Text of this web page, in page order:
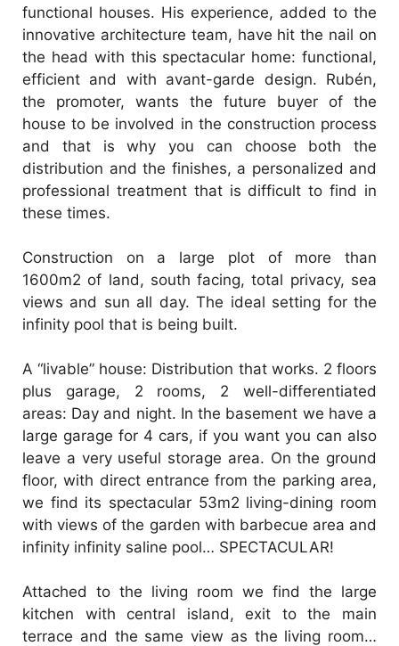
functional houses. His experience, added to the
innovative architecture team, have hit the nail on
the head with this spectacular home: functional,
efficient and with avant-garde design. Rubén,
the promoter, wants the future buyer of the
house to be involved in the construction process
and that is why you can choose both the
distribution and the finishes, a personalized and
professional treatment that is difficult to find in
these times.
Construction on a large plot of more than
1600m2 of land, south facing, total privacy, sea
views and sun all day. The ideal setting for the
infinity pool that is being built.
A “livable” house: Distribution that works. 2 floors
plus garage, 2 rooms, 2 well-differentiated
areas: Day and night. In the basement we have a
large garage for 4 cars, if you want you can also
leave a very useful storage area. On the ground
floor, with direct entrance from the parking area,
we find its spectacular 53m2 living-dining room
with views of the garden with barbecue area and
infinity infinity saline pool… SPECTACULAR!
Attached to the living room we find the large
kitchen with central island, exit to the main
terrace and the same view as the living room…